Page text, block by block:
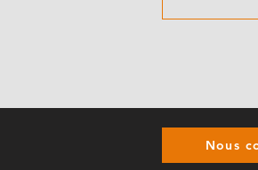
- 250 000
Nous